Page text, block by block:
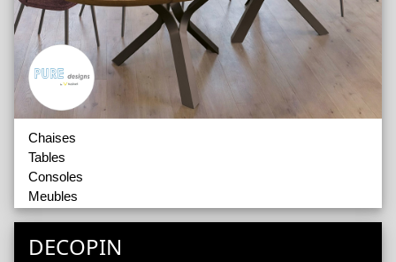
Chaises
Tables
Consoles
Meubles
Tables basses
DECOPIN